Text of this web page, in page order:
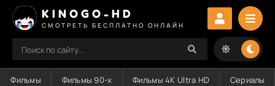
KINOGO-HD
СМОТРЕТЬ БЕСПЛАТНО ОНЛАЙН
Фильмы Фильмы 90-х Фильмы 4K Ultra HD Сериалы